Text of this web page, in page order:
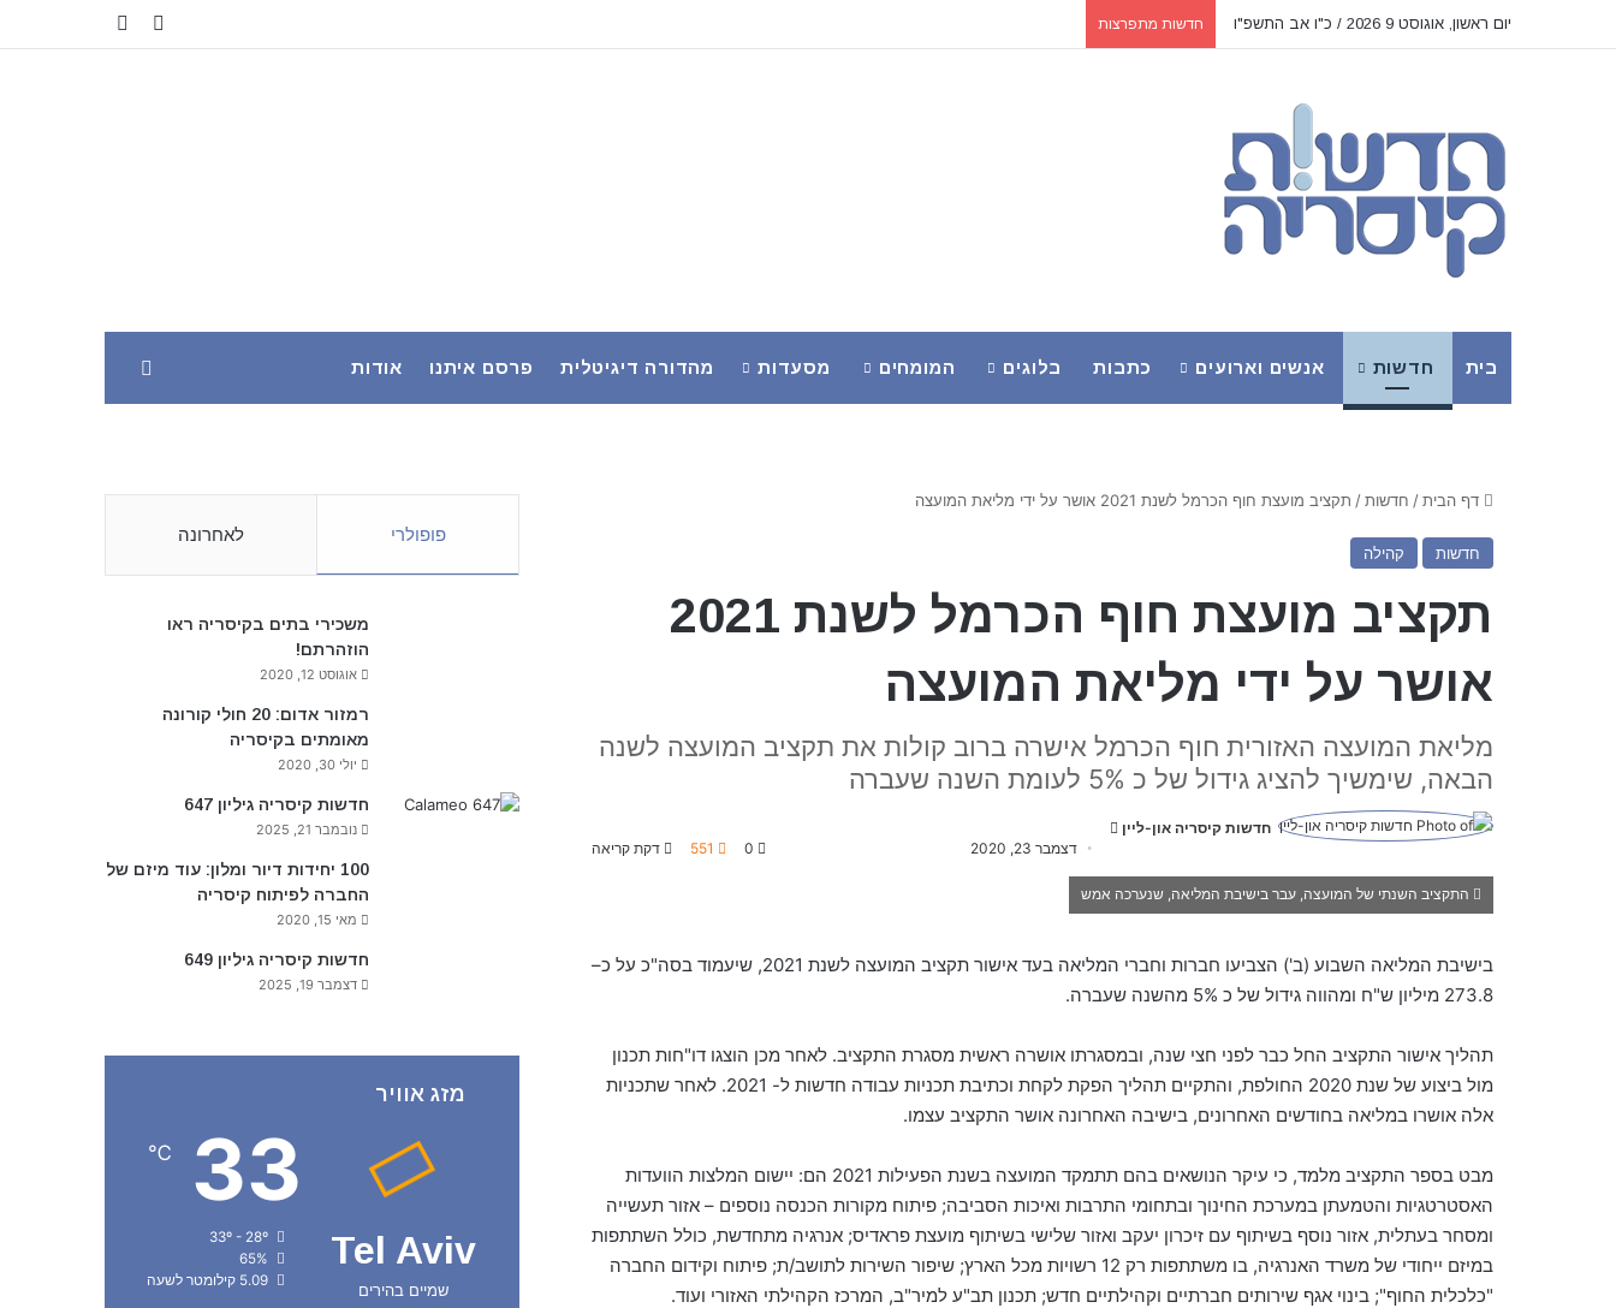
יום ראשון, אוגוסט 9 2026 / כ"ו אב התשפ"ו חדשות מתפרצות Facebook
בית חדשות אנשים וארועים כתבות בלוגים המומחים מסעדות מהדורה דיגיטלית פרסם איתנו אודות
דף הבית/ חדשות/ תקציב מועצת חוף הכרמל לשנת 2021 אושר על ידי מליאת המועצה
חדשות קהילה
תקציב מועצת חוף הכרמל לשנת 2021
אושר על ידי מליאת המועצה
מליאת המועצה האזורית חוף הכרמל אישרה ברוב קולות את תקציב המועצה לשנה
הבאה, שימשיך להציג גידול של כ 5% לעומת השנה שעברה
חדשות קיסריה און-ליין
d
n
e
a
i
l
דצמבר 23, 2020 0
551 דקת קריאה
התקציב השנתי של המועצה, עבר בישיבת המליאה, שנערכה אמש
בישיבת המליאה השבוע (ב') הצביעו חברות וחברי המליאה בעד אישור תקציב המועצה לשנת 2021, שיעמוד בסה"כ על כ–
273.8 מיליון ש"ח ומהווה גידול של כ 5% מהשנה שעברה.
תהליך אישור התקציב החל כבר לפני חצי שנה, ובמסגרתו אושרה ראשית מסגרת התקציב. לאחר מכן הוצגו דו"חות תכנון
מול ביצוע של שנת 2020 החולפת, והתקיים תהליך הפקת לקחת וכתיבת תכניות עבודה חדשות ל- 2021. לאחר שתכניות
אלה אושרו במליאה בחודשים האחרונים, בישיבה האחרונה אושר התקציב עצמו.
מבט בספר התקציב מלמד, כי עיקר הנושאים בהם תתמקד המועצה בשנת הפעילות 2021 הם: יישום המלצות הוועדות
האסטרטגיות והטמעתן במערכת החינוך ובתחומי התרבות ואיכות הסביבה; פיתוח מקורות הכנסה נוספים – אזור תעשייה
ומסחר בעתלית, אזור נוסף בשיתוף עם זיכרון יעקב ואזור שלישי בשיתוף מועצת פראדיס; אנרגיה מתחדשת, כולל השתתפות
במיזם ייחודי של משרד האנרגיה, בו משתתפות רק 12 רשויות מכל הארץ; שיפור השירות לתושב/ת; פיתוח וקידום החברה
"כלכלית החוף"; בינוי אגף שירותים חברתיים וקהילתיים חדש; תכנון תב"ע למיר"ב, המרכז הקהילתי האזורי ועוד.
פופולרי לאחרונה
משכירי בתים בקיסריה ראו
הוזהרתם!
אוגוסט 12, 2020
רמזור אדום: 20 חולי קורונה
מאומתים בקיסריה
יולי 30, 2020
חדשות קיסריה גיליון 647
נובמבר 21, 2025
100 יחידות דיור ומלון: עוד מיזם של
החברה לפיתוח קיסריה
מאי 15, 2020
חדשות קיסריה גיליון 649
דצמבר 19, 2025
מזג אוויר
Tel Aviv
שמיים בהירים
33
℃
65%
5.09 קילומטר לשעה